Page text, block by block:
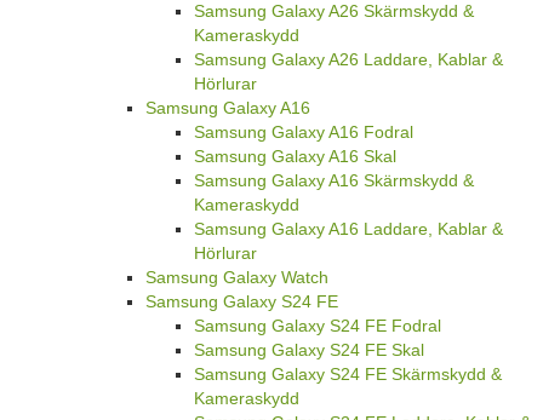
Samsung Galaxy A26 Skärmskydd &
Kameraskydd
Samsung Galaxy A26 Laddare, Kablar &
Hörlurar
Samsung Galaxy A16
Samsung Galaxy A16 Fodral
Samsung Galaxy A16 Skal
Samsung Galaxy A16 Skärmskydd &
Kameraskydd
Samsung Galaxy A16 Laddare, Kablar &
Hörlurar
Samsung Galaxy Watch
Samsung Galaxy S24 FE
Samsung Galaxy S24 FE Fodral
Samsung Galaxy S24 FE Skal
Samsung Galaxy S24 FE Skärmskydd &
Kameraskydd